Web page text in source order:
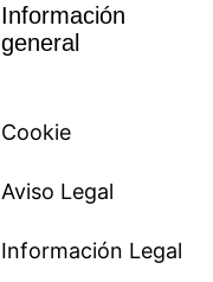
Información
general
Cookie
Aviso Legal
Información Legal